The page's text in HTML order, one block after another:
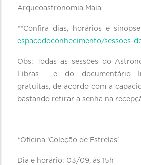
Arqueoastronomia Maia
**Confira dias, horários e
espacodoconhecimento/sessoes-
Obs: Todas as sessões do
Libras e do documentário
gratuitas, de acordo com a
bastando retirar a senha na
*Oficina ‘Coleção de Estrelas’
Dia e horário: 03/09, às 15h